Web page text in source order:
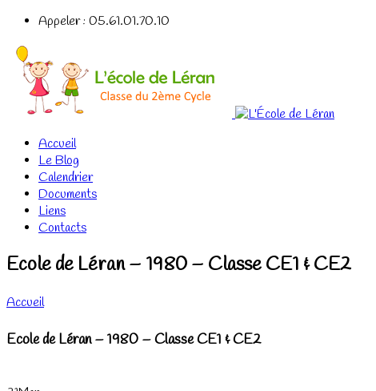
Appeler : 05.61.01.70.10
Accueil
Le Blog
Calendrier
Documents
Liens
Contacts
Ecole de Léran – 1980 – Classe CE1 & CE2
Accueil
Ecole de Léran – 1980 – Classe CE1 & CE2